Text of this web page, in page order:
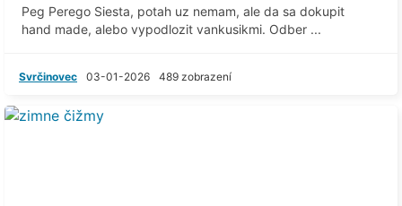
Peg Perego Siesta, potah uz nemam, ale da sa dokupit
hand made, alebo vypodlozit vankusikmi. Odber ...
Svrčinovec 03-01-2026 489 zobrazení